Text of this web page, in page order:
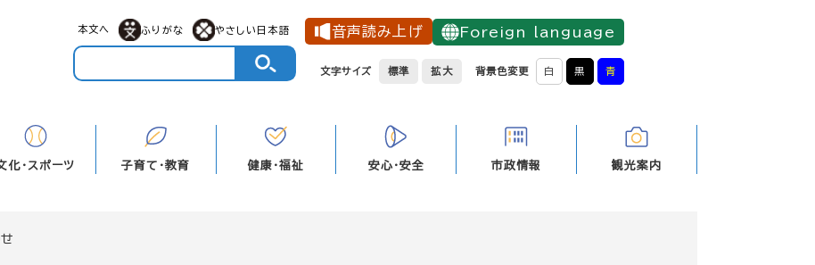
メニューを飛ばして本文へ
本文へ ふりがな やさしい日本語 音声読み上げ Foreign language
文字サイズ 標準 拡大 背景色変更 白 黒 青
化・スポーツ 子育て・教育 健康・福祉 安心・安全 市政情報 観光案内